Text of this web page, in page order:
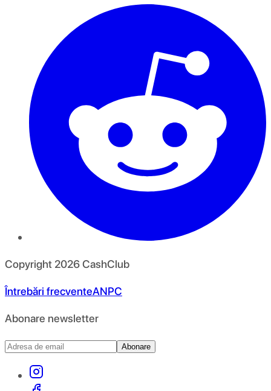
Copyright 2026CashClub
Întrebări frecventeANPC
Abonare newsletter
Abonare